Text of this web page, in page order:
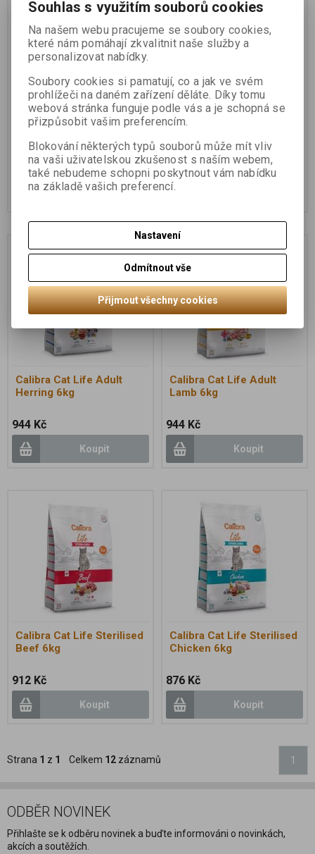
Calibra Cat Life Kitten
902 Kč
Koupit
Calibra Cat Life Adult
891 Kč
Calibra Cat Life Adult
Herring 6kg
944 Kč
Koupit
Calibra Cat Life Adult
Lamb 6kg
944 Kč
Koupit
Calibra Cat Life Sterilised
Beef 6kg
912 Kč
Koupit
Calibra Cat Life Sterilised
Chicken 6kg
876 Kč
Koupit
Strana 1 z 1 Celkem 12 záznamů 1
ODBĚR NOVINEK
Přihlašte se k odběru novinek a buďte informováni o novinkách,
akcích a soutěžích.
Souhlas s využitím souborů cookies
Na našem webu pracujeme se soubory cookies,
které nám pomáhají zkvalitnit naše služby a
personalizovat nabídky.
Soubory cookies si pamatují, co a jak ve svém
prohlížeči na daném zařízení děláte. Díky tomu
webová stránka funguje podle vás a je schopná se
přizpůsobit vašim preferencím.
Blokování některých typů souborů může mít vliv
na vaši uživatelskou zkušenost s naším webem,
také nebudeme schopni poskytnout vám nabídku
na základě vašich preferencí.
Nastavení
Odmítnout vše
Přijmout všechny cookies